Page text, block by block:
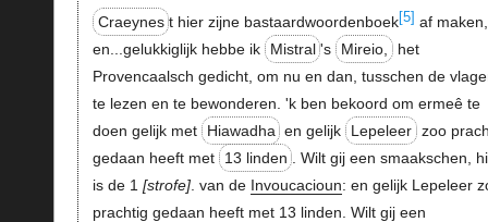
Craeynes t hier zijne bastaardwoordenboek[5] af maken,
en...gelukkiglijk hebbe ik
Mistral 's Mireio,
het
Provencaalsch gedicht, om nu en dan, tusschen de
te lezen en te bewonderen. 'k ben bekoord om ermeê te
doen gelijk met
Hiawadha en gelijk Lepeleer zoo
gedaan heeft met
13 linden
. Wilt gij een smaakschen,
is de 1
strofe . van de Invoucacioun: en gelijk Lepeleer
prachtig gedaan heeft met 13 linden. Wilt gij een